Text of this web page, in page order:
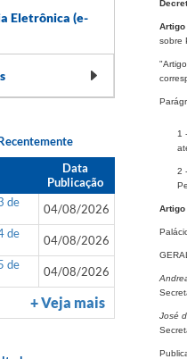
Eletrônica (e-
Data
Publicação
de
04/08/2026
de
04/08/2026
de
04/08/2026
+ Veja mais
Artigo
sobre
1
2
Artigo
José